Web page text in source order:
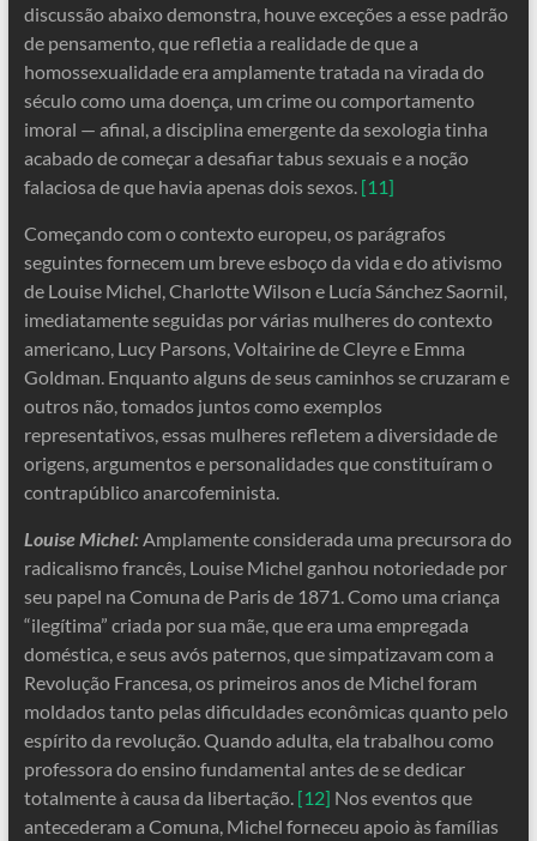
discussão abaixo demonstra, houve exceções a esse padrão
de pensamento, que refletia a realidade de que a
homossexualidade era amplamente tratada na virada do
século como uma doença, um crime ou comportamento
imoral — afinal, a disciplina emergente da sexologia tinha
acabado de começar a desafiar tabus sexuais e a noção
falaciosa de que havia apenas dois sexos. [11]
Começando com o contexto europeu, os parágrafos
seguintes fornecem um breve esboço da vida e do ativismo
de Louise Michel, Charlotte Wilson e Lucía Sánchez Saornil,
imediatamente seguidas por várias mulheres do contexto
americano, Lucy Parsons, Voltairine de Cleyre e Emma
Goldman. Enquanto alguns de seus caminhos se cruzaram e
outros não, tomados juntos como exemplos
representativos, essas mulheres refletem a diversidade de
origens, argumentos e personalidades que constituíram o
contrapúblico anarcofeminista.
Louise Michel:Amplamente considerada uma precursora do
radicalismo francês, Louise Michel ganhou notoriedade por
seu papel na Comuna de Paris de 1871. Como uma criança
“ilegítima” criada por sua mãe, que era uma empregada
doméstica, e seus avós paternos, que simpatizavam com a
Revolução Francesa, os primeiros anos de Michel foram
moldados tanto pelas dificuldades econômicas quanto pelo
espírito da revolução. Quando adulta, ela trabalhou como
professora do ensino fundamental antes de se dedicar
totalmente à causa da libertação.[12] Nos eventos que
antecederam a Comuna, Michel forneceu apoio às famílias